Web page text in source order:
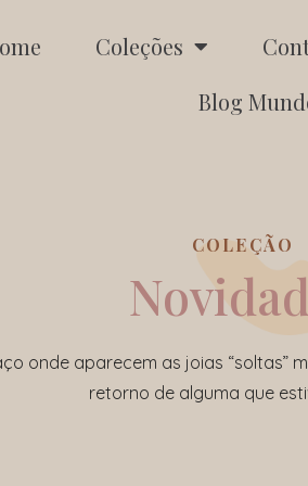
Coleções
Blog
COLEÇÃO
onde aparecem as joias “soltas”
retorno de alguma que